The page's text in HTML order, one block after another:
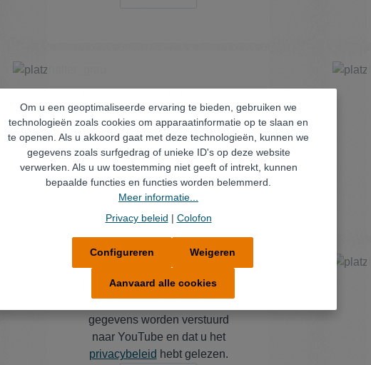
u ermee akkoord dat uw
gegevens worden verstuurd
naar YouTube en dat u het
privacybeleid
hebt gelezen.
Akkoord
Door de video te bekijken gaat
u ermee akkoord dat uw
gegevens worden verstuurd
naar YouTube en dat u het
privacybeleid hebt gelezen.
Om u een geoptimaliseerde ervaring te bieden, gebruiken we
technologieën zoals cookies om apparaatinformatie op te slaan en
te openen. Als u akkoord gaat met deze technologieën, kunnen we
gegevens zoals surfgedrag of unieke ID's op deze website
verwerken. Als u uw toestemming niet geeft of intrekt, kunnen
bepaalde functies en functies worden belemmerd.
Meer informatie...
Privacy beleid | Colofon
Weigeren
Configureren
Aanvaard alle cookies